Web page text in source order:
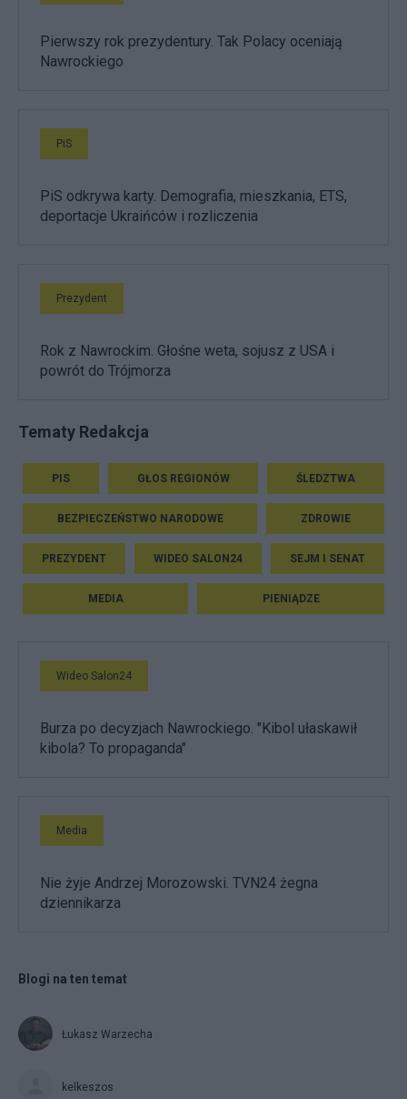
Pierwszy rok prezydentury. Tak Polacy oceniają
Nawrockiego
PiS
PiS odkrywa karty. Demografia, mieszkania, ETS,
deportacje Ukraińców i rozliczenia
Prezydent
Rok z Nawrockim. Głośne weta, sojusz z USA i
powrót do Trójmorza
Tematy Redakcja
PIS GŁOS REGIONÓW ŚLEDZTWA
BEZPIECZEŃSTWO NARODOWE ZDROWIE
PREZYDENT WIDEO SALON24 SEJM I SENAT
MEDIA PIENIĄDZE
Wideo Salon24
Burza po decyzjach Nawrockiego. "Kibol ułaskawił
kibola? To propaganda"
Media
Nie żyje Andrzej Morozowski. TVN24 żegna
dziennikarza
Blogi na ten temat
Łukasz Warzecha
kelkeszos